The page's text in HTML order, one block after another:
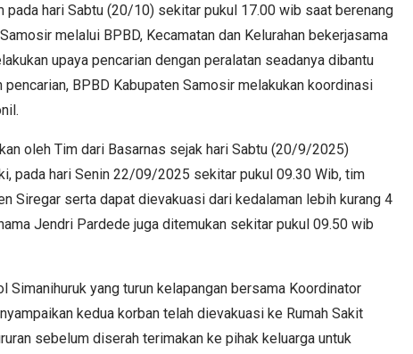
hari Sabtu (20/10) sekitar pukul 17.00 wib saat berenang
melalui BPBD, Kecamatan dan Kelurahan bekerjasama
upaya pencarian dengan peralatan seadanya dibantu
BPBD Kabupaten Samosir melakukan koordinasi
oleh Tim dari Basarnas sejak hari Sabtu (20/9/2025)
pada hari Senin 22/09/2025 sekitar pukul 09.30 Wib, tim
Siregar serta dapat dievakuasi dari kedalaman lebih kurang 4
Jendri Pardede juga ditemukan sekitar pukul 09.50 wib
Simanihuruk yang turun kelapangan bersama Koordinator
kedua korban telah dievakuasi ke Rumah Sakit
sebelum diserah terimakan ke pihak keluarga untuk